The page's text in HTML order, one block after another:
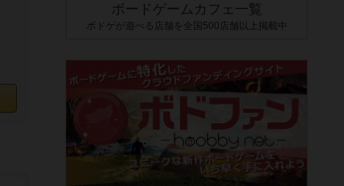
ボードゲームカフェ一覧
ボドゲが遊べる店舗を全国500店舗以上掲載中